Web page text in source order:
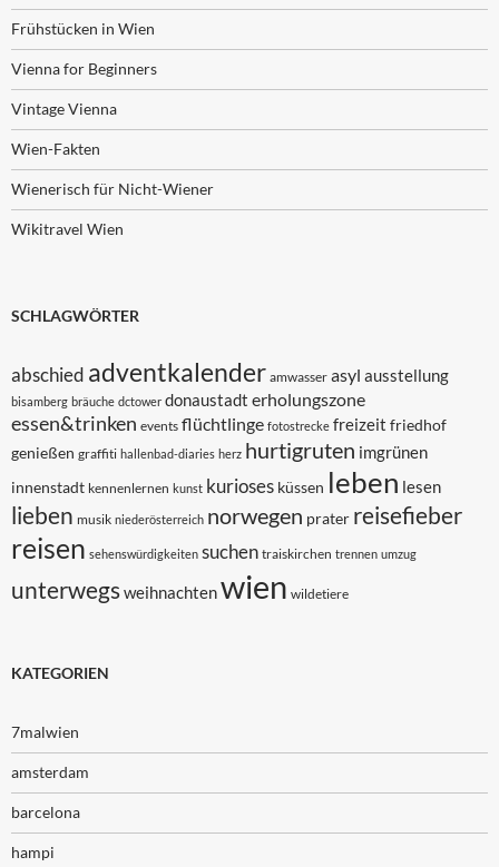
Frühstücken in Wien
Vienna for Beginners
Vintage Vienna
Wien-Fakten
Wienerisch für Nicht-Wiener
Wikitravel Wien
SCHLAGWÖRTER
abschied adventkalender amwasser asyl ausstellung
bisamberg bräuche dctower donaustadt erholungszone
essen&trinken events flüchtlinge fotostrecke freizeit friedhof
genießen graffiti hallenbad-diaries herz hurtigruten imgrünen
innenstadt kennenlernen kunst kurioses küssen leben lesen
lieben musik niederösterreich norwegen prater reisefieber
reisen sehenswürdigkeiten suchen traiskirchen trennen umzug
unterwegsweihnachtenwien wildetiere
KATEGORIEN
7malwien
amsterdam
barcelona
hampi